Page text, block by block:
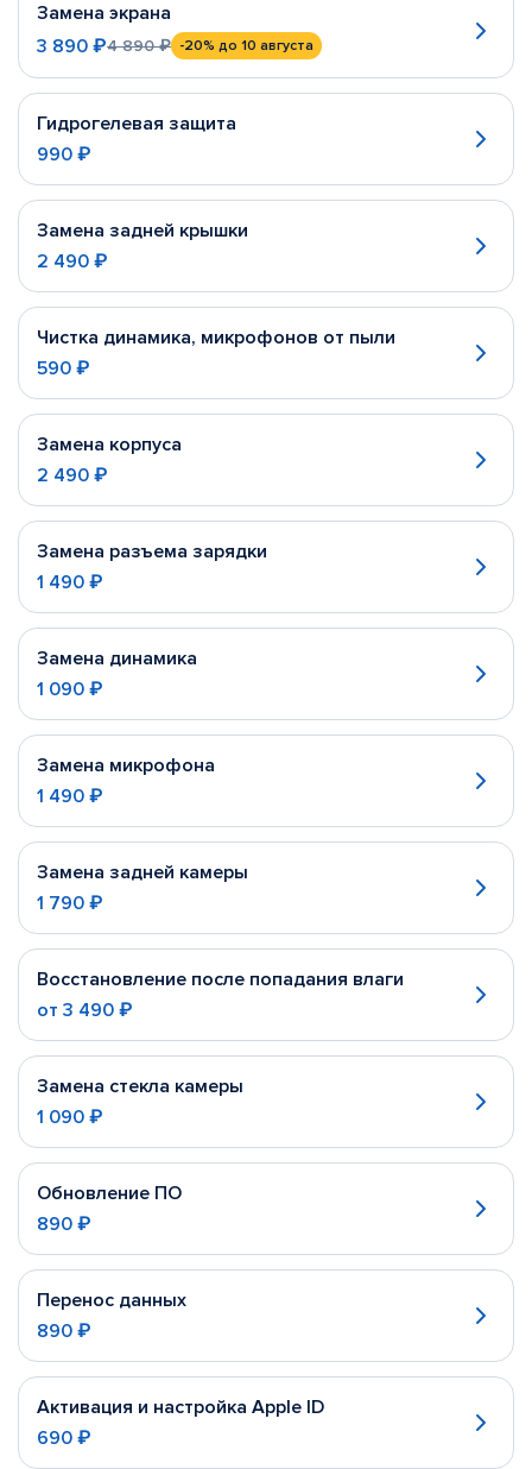
Замена экрана
3 890 ₽4 890 ₽ -20% до 10 августа
Гидрогелевая защита
990 ₽
Замена задней крышки
2 490 ₽
Чистка динамика, микрофонов от пыли
590 ₽
Замена корпуса
2 490 ₽
Замена разъема зарядки
1 490 ₽
Замена динамика
1 090 ₽
Замена микрофона
1 490 ₽
Замена задней камеры
1 790 ₽
Восстановление после попадания влаги
от 3 490 ₽
Замена стекла камеры
1 090 ₽
Обновление ПО
890 ₽
Перенос данных
890 ₽
Активация и настройка Apple ID
690 ₽